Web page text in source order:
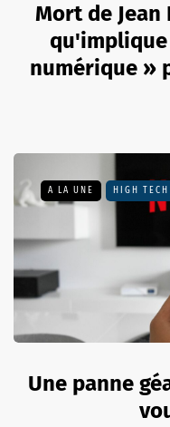
Mort de Jean
numérique »
A LA UNE HIGH TECH
Une panne